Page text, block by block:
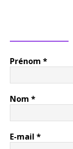
Prénom *
Nom *
E-mail *